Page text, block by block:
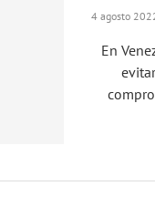
4 agosto
En